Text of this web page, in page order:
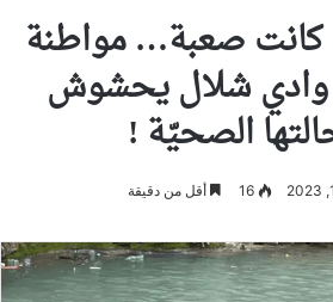
كانت صعبة… مواطنة
شلال يحشوش
الصحيّة !
16 أقل من دقيقة